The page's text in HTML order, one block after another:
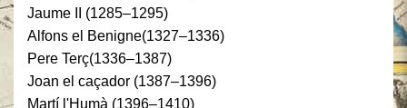
Jaume II (1285–1295)
Alfons el Benigne(1327–1336)
Pere Terç(1336–1387)
Joan el caçador (1387–1396)
Martí l'Humà (1396–1410)